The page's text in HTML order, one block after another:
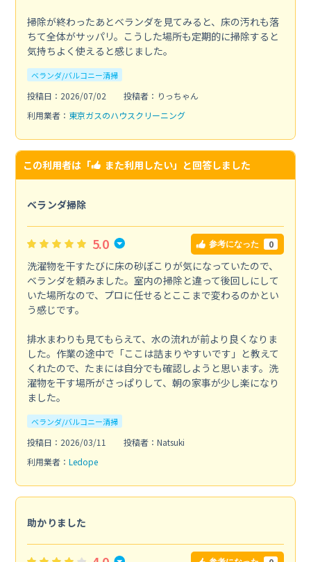
掃除が終わったあとベランダを見てみると、床の汚れも落
ちて全体がサッパリ。こうした場所も定期的に掃除すると
気持ちよく使えると感じました。
ベランダ/バルコニー清掃
投稿日：2026/07/02
投稿者：りっちゃん
利用業者： 東京ガスのハウスクリーニング
この利用者は「 また利用したい」と回答しました
ベランダ掃除
5.0 参考になった 0
洗濯物を干すたびに床の砂ぼこりが気になっていたので、
ベランダを頼みました。室内の掃除と違って後回しにして
いた場所なので、プロに任せるとここまで変わるのかとい
う感じです。
排水まわりも見てもらえて、水の流れが前より良くなりま
した。作業の途中で「ここは詰まりやすいです」と教えて
くれたので、たまには自分でも確認しようと思います。洗
濯物を干す場所がさっぱりして、朝の家事が少し楽になり
ました。
ベランダ/バルコニー清掃
投稿日：2026/03/11
投稿者：Natsuki
利用業者： Ledope
助かりました